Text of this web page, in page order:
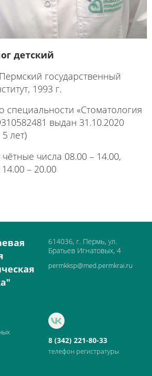
детский
Пермский государственный
1993 г.
специальности «Стоматология
выдан 31.10.2020
лет)
чётные числа 08.00 – 14.00,
– 20.00
614036, г. Пермь, ул.
Братьев Игнатовых, 4
permkksp@med.permkrai.ru
8 (342) 221-80-33
телефон регистратуры